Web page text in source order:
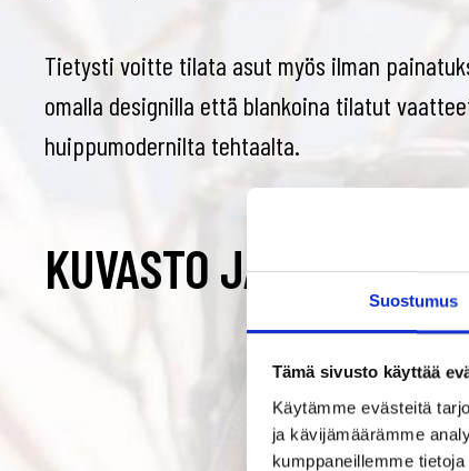
Suostumus
Tämä sivusto käyttää
Käytämme evästeitä
ja kävijämäärämme
kumppaneillemme
Tietysti voitte tilata asut myös ilman
omalla designilla että blankoina tilatut
huippumodernilta tehtaalta.
KUVASTO JA